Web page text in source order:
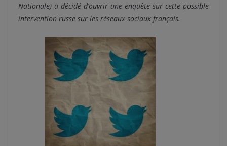
Nationale) a décidé d’ouvrir une enquête sur cette possible
intervention russe sur les réseaux sociaux français.